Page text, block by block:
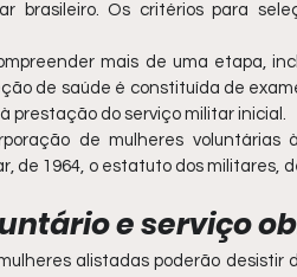
brasileiro. Os critérios para
mais de uma etapa,
de saúde é constituída de
prestação do serviço militar inicial.
de mulheres voluntárias
de 1964, o estatuto dos militares,
e serviço
alistadas poderão